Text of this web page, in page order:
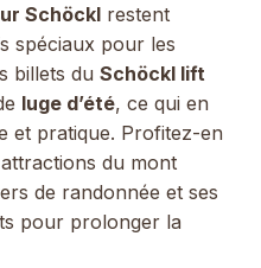
Schöckl restent
spéciaux pour les
billets du Schöckl lift
luge d’été, ce qui en
et pratique. Profitez-en
du mont
de randonnée et ses
pour prolonger la